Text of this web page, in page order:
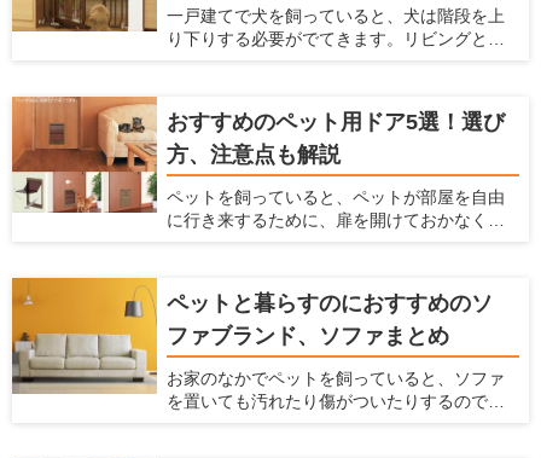
やその使い方を解説するとともに、おすすめ
のステップを紹介しようと思います。
一戸建てで犬を飼っていると、犬は階段を上
り下りする必要がでてきます。リビングとは
ならないのです。 しかし、この階段の上り下
りは、犬にとって大きな危険をはらんでいま
す。早く対策をしておかないと、犬の体に大
きなダメージを与えることになってしまいま
す。 ここでは、犬が階段に入るのを防ぐ柵
と、階段が犬に及ぼすダメージやリスクを解
おすすめのペット用ドア5選！選び
方、注意点も解説
ペットを飼っていると、ペットが部屋を自由
に行き来するために、扉を開けておかなくて
トイレをおいている時には、部屋に臭いが
入ってきてしまいます。 かといって閉めてお
いても、ペットが移動したいという時に毎回
開け閉めしなくてはならず、面倒ですよね。
そんなときには、ペット用ドアを設置するの
がおすすめです。 ペット用ドアとは、通常の
ペットと暮らすのにおすすめのソ
ファブランド、ソファまとめ
お家のなかでペットを飼っていると、ソファ
を置いても汚れたり傷がついたりするのでソ